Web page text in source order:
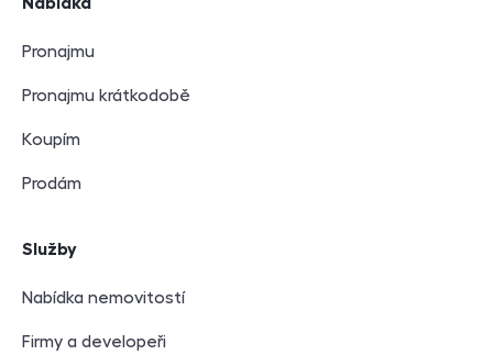
Pronajmu
Pronajmu krátkodobě
Koupím
Prodám
Služby
Nabídka nemovitostí
Firmy a developeři